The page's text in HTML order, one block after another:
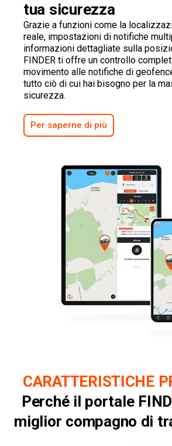
tua sicurezza
Grazie a funzioni come la
reale, impostazioni di notifiche
informazioni dettagliate sulla
FINDER ti offre un controllo
movimento alle notifiche di
tutto ciò di cui hai bisogno per la
sicurezza.
Per saperne di più
CARATTERISTICHE
Perché il portale
miglior compagno di